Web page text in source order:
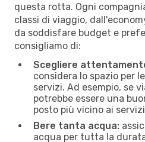
questa rotta. Ogni
classi di viaggio,
da soddisfare budget e
consigliamo di:
Scegliere
considera lo spazio per
servizi. Ad esempio, se
potrebbe essere una
posto più vicino ai
Bere tanta acqua:
acqua per tutta la